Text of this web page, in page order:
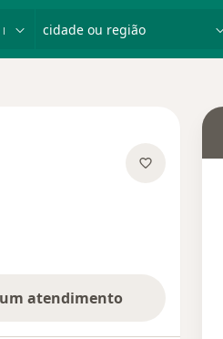
atendimento